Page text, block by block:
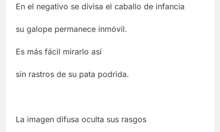
En el negativo se divisa el caballo de infancia
su galope permanece inmóvil.
Es más fácil mirarlo así
sin rastros de su pata podrida.
La imagen difusa oculta sus rasgos